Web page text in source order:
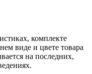
комплекте
виде и цвете товара
на последних,